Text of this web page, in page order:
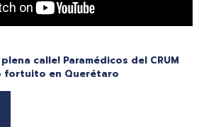
calle! Paramédicos del CRUM
fortuito en Querétaro